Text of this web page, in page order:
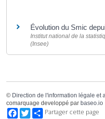
Évolution du Smic
Institut national de la
(Insee)
© Direction de l'information légale et
comarquage developpé par baseo.io
FacebookTwitterPartager cette page